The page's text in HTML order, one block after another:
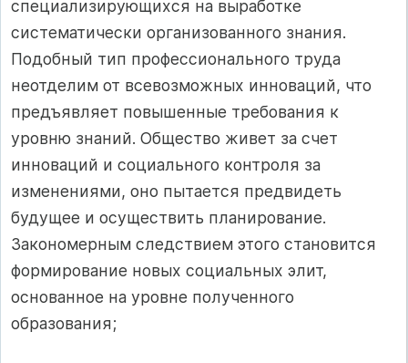
специализирующихся на выработке
систематически организованного знания.
Подобный тип профессионального труда
неотделим от всевозможных инноваций, что
предъявляет повышенные требования к
уровню знаний. Общество живет за счет
инноваций и социального контроля за
изменениями, оно пытается предвидеть
будущее и осуществить планирование.
Закономерным следствием этого становится
формирование новых социальных элит,
основанное на уровне полученного
образования;